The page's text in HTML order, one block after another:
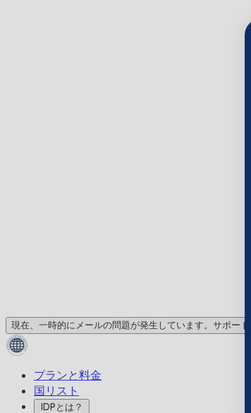
現在、一時的にメールの問題が発生しています。サポー
プランと料金
国リスト
IDPとは？